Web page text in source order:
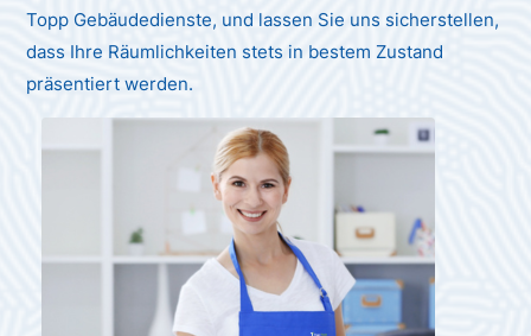
Topp Gebäudedienste, und lassen Sie uns sicherstellen,
dass Ihre Räumlichkeiten stets in bestem Zustand
präsentiert werden.